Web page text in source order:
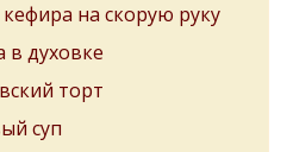
на скорую руку
в духовке
торт
суп